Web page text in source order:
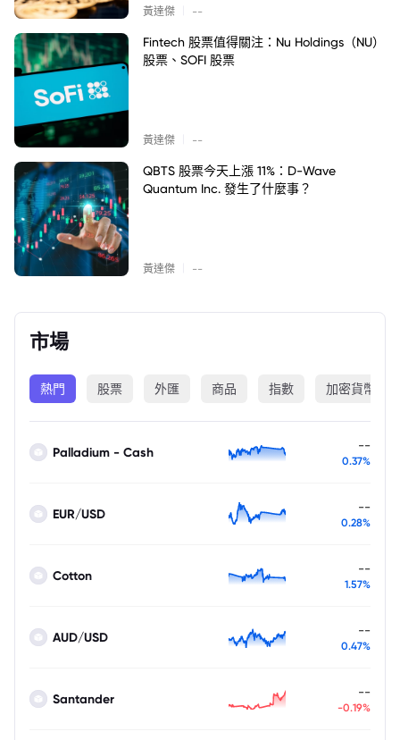
黃達傑 --
Fintech 股票值得關注：Nu Holdings（NU）
股票、SOFI 股票
黃達傑 --
QBTS 股票今天上漲 11%：D-Wave
Quantum Inc. 發生了什麼事？
黃達傑 --
市場
熱門 股票 外匯 商品 指數 加密貨幣
Palladium - Cash --
0.37%
EUR/USD --
0.28%
Cotton --
1.57%
AUD/USD --
0.47%
Santander --
-0.19%